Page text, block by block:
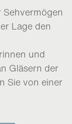
Lage den
und
Gläsern der
Sie von einer